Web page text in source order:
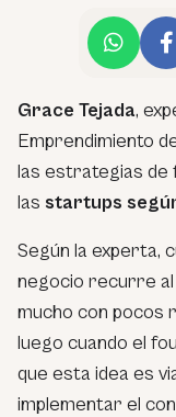
Grace Tejada,
Emprendimiento
las estrategias de
las startups
Según la experta,
negocio recurre
mucho con pocos
luego cuando el
que esta idea es
implementar el